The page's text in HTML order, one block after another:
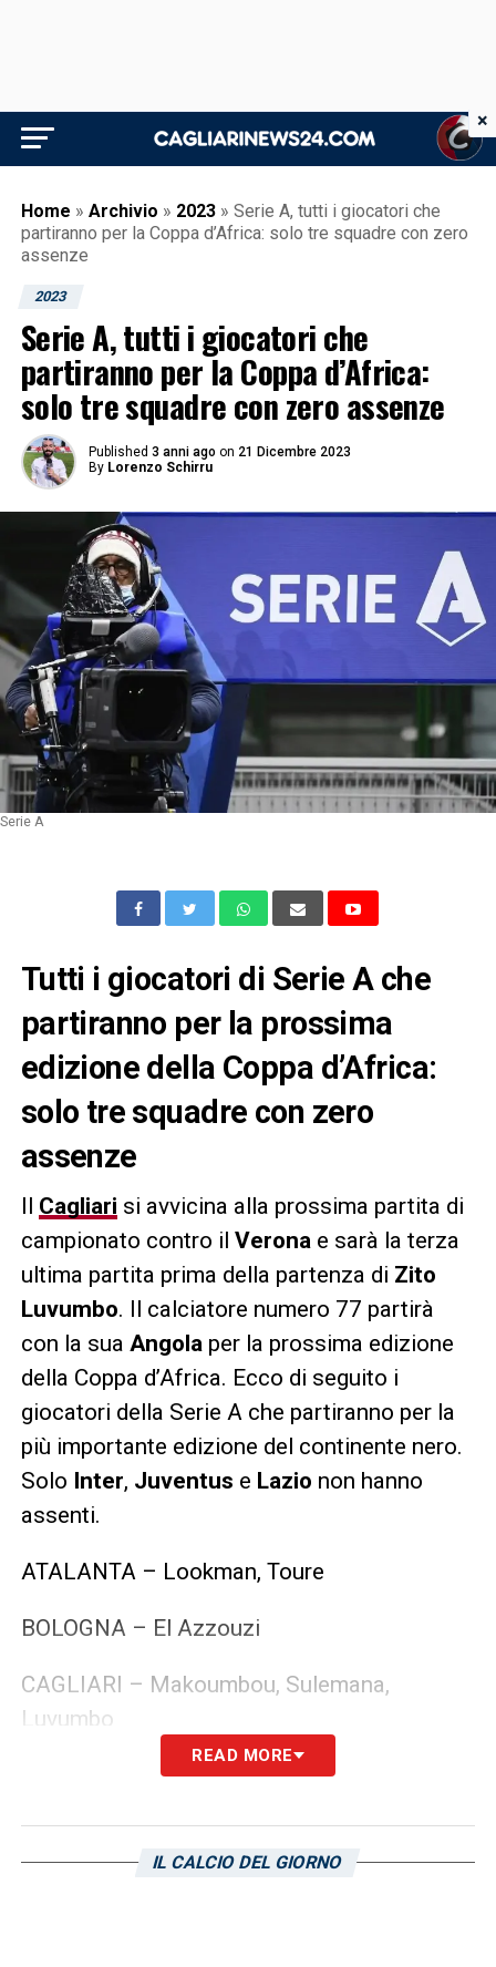
Home » Archivio » 2023 » Serie A, tutti i giocatori che
partiranno per la Coppa d’Africa: solo tre squadre con zero
assenze
2023
Serie A, tutti i giocatori che
partiranno per la Coppa d’Africa:
solo tre squadre con zero assenze
Published 3 anni ago on 21 Dicembre 2023
By Lorenzo Schirru
Serie A
Tutti i giocatori di Serie A che
partiranno per la prossima
edizione della Coppa d’Africa:
solo tre squadre con zero
assenze
Il Cagliari si avvicina alla prossima partita di
campionato contro il Veronae sarà la terza
ultima partita prima della partenza di Zito
Luvumbo. Il calciatore numero 77 partirà
con la sua Angolaper la prossima edizione
della Coppa d’Africa. Ecco di seguito i
giocatori della Serie A che partiranno per la
più importante edizione del continente nero.
Solo Inter, Juventus e Lazio non hanno
assenti.
ATALANTA – Lookman, Toure
BOLOGNA – El Azzouzi
CAGLIARI – Makoumbou, Sulemana,
Luvumbo
EMPOLI – Ebuehi, Gyas, Maleh
FIORENTINA – Duncan, Kouame, Nzola
READ MORE
IL CALCIO DEL GIORNO
×